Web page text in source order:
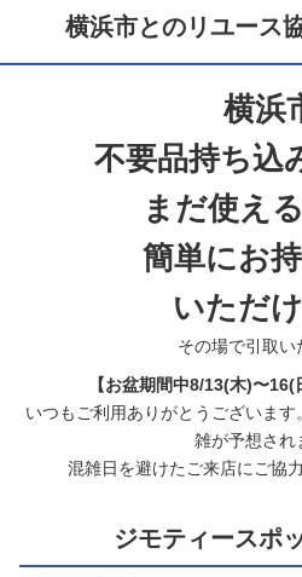
横浜市とのリユース
横浜
不要品持ち込
まだ使え
簡単にお
いただ
その場で引取い
【お盆期間中8/13(木)〜16(
いつもご利用ありがとうございま
雑が予想され
混雑日を避けたご来店にご協
ジモティースポ